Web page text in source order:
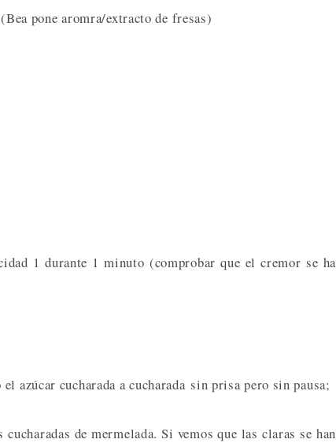
pone aromra/extracto de fresas)
1 durante 1 minuto (comprobar que el cremor se ha
azúcar cucharada a cucharada sin prisa pero sin pausa;
de mermelada. Si vemos que las claras se han